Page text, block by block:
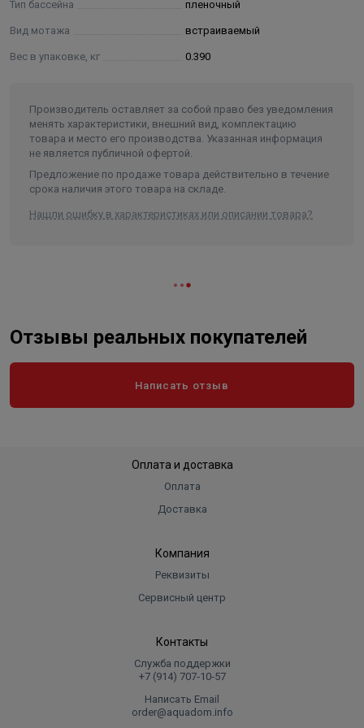
Тип бассейна пленочный
Вид мотажа встраиваемый
Вес в упаковке, кг 0.390
Производитель оставляет за собой право без уведомления
менять характеристики, внешний вид, комплектацию
товара и место его производства. Указанная информация
не является публичной офертой.
Предложение по продаже товара действительно в течение
срока наличия этого товара на складе.
Нашли ошибку в характеристиках или описании товара?
Отзывы реальных покупателей
Написать отзыв
Оплата и доставка
Оплата
Доставка
Компания
Реквизиты
Сервисный центр
Контакты
Служба поддержки
+7 (914) 707‑10‑57
Написать Email
order@aquadom.info